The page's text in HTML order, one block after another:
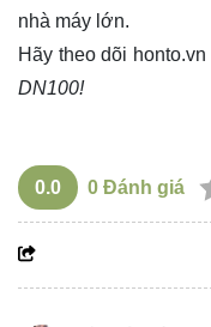
nhà máy lớn.
Hãy theo dõi honto.vn
DN100!
0.0 0 Đánh giá